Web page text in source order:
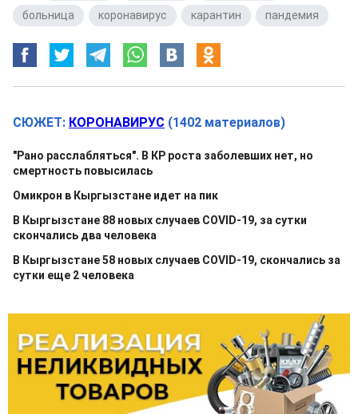
больница
коронавирус карантин пандемия
СЮЖЕТ: КОРОНАВИРУС (1402 материалов)
"Рано расслабляться". В КР роста заболевших нет, но
смертность повысилась
Омикрон в Кыргызстане идет на пик
В Кыргызстане 88 новых случаев COVID-19, за сутки
скончались два человека
В Кыргызстане 58 новых случаев COVID-19, скончались за
сутки еще 2 человека